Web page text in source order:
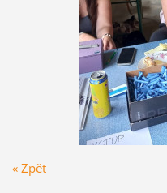
« Zpět